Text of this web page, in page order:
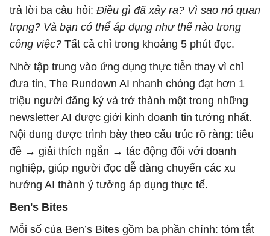
trả lời ba câu hỏi: Điều gì đã xảy ra? Vì sao nó quan
trọng? Và bạn có thể áp dụng như thế nào trong
công việc? Tất cả chỉ trong khoảng 5 phút đọc.
Nhờ tập trung vào ứng dụng thực tiễn thay vì chỉ
đưa tin, The Rundown AI nhanh chóng đạt hơn 1
triệu người đăng ký và trở thành một trong những
newsletter AI được giới kinh doanh tin tưởng nhất.
Nội dung được trình bày theo cấu trúc rõ ràng: tiêu
đề → giải thích ngắn → tác động đối với doanh
nghiệp, giúp người đọc dễ dàng chuyển các xu
hướng AI thành ý tưởng áp dụng thực tế.
Ben's Bites
Mỗi số của Ben’s Bites gồm ba phần chính: tóm tắt